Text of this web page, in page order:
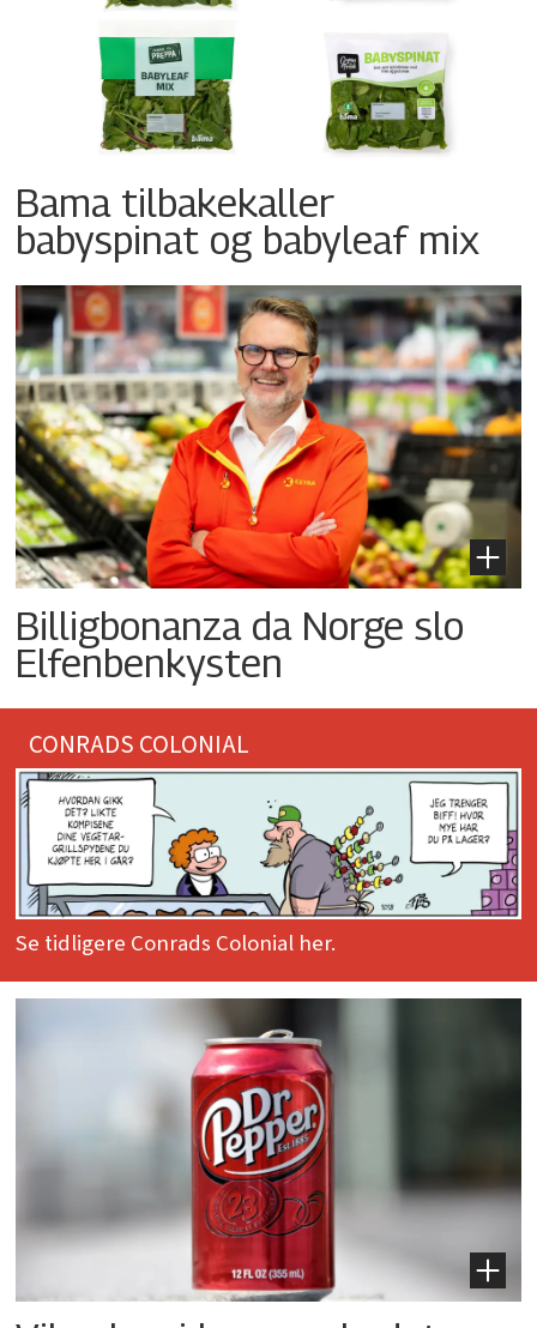
Bama tilbakekaller
babyspinat og babyleaf mix
Billigbonanza da Norge slo
Elfenbenkysten
CONRADS COLONIAL
Se tidligere Conrads Colonial her.